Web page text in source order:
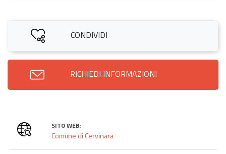
CONDIVIDI
RICHIEDI INFORMAZIONI
SITO WEB:
Comune di Cervinara